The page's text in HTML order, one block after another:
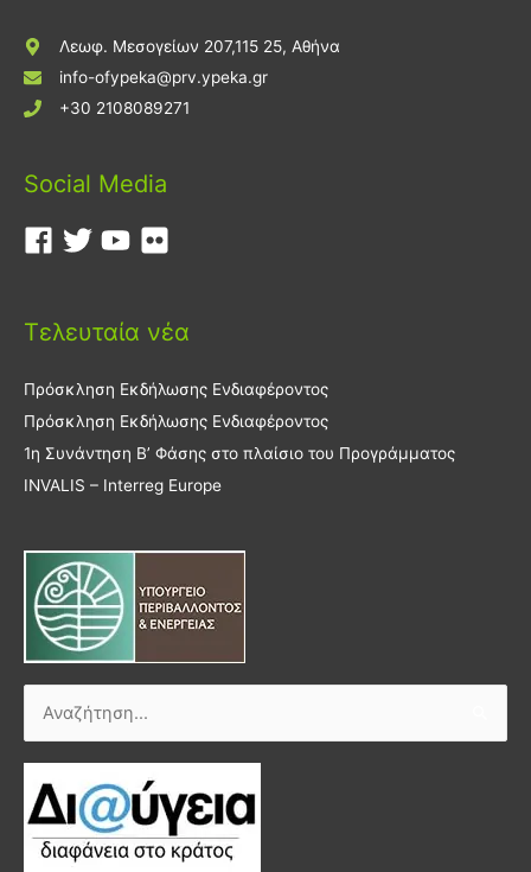
Λεωφ. Μεσογείων 207,115 25, Αθήνα
info-ofypeka@prv.ypeka.gr
+30 2108089271
Social Media
Τελευταία νέα
Πρόσκληση Εκδήλωσης Ενδιαφέροντος
Πρόσκληση Εκδήλωσης Ενδιαφέροντος
1η Συνάντηση Β’ Φάσης στο πλαίσιο του Προγράμματος
INVALIS – Interreg Europe
Αναζήτηση